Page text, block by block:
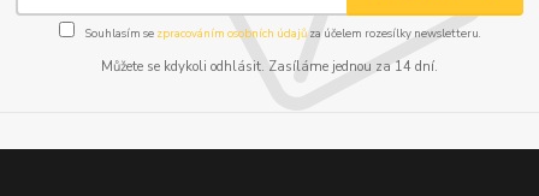
Souhlasím se zpracováním osobních údajůza účelem rozesílky newsletteru.
Můžete se kdykoli odhlásit. Zasíláme jednou za 14 dní.